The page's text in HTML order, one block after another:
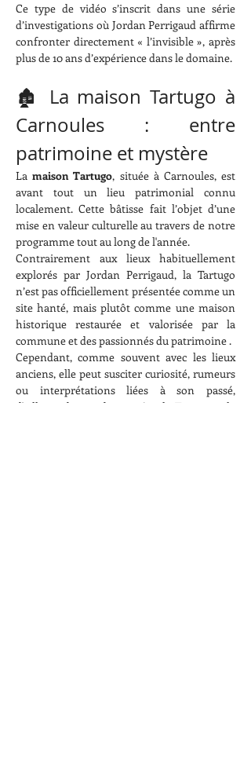
Ce type de vidéo s’inscrit dans une série
d’investigations où Jordan Perrigaud affirme
confronter directement « l’invisible », après
plus de 10 ans d’expérience dans le domaine.
🏚️ La maison Tartugo à
Carnoules : entre
patrimoine et mystère
La maison Tartugo, située à Carnoules, est
avant tout un lieu patrimonial connu
localement. Cette bâtisse fait l’objet d’une
mise en valeur culturelle au travers de notre
programme tout au long de l'année.
Contrairement aux lieux habituellement
explorés par Jordan Perrigaud, la Tartugo
n’est pas officiellement présentée comme un
site hanté, mais plutôt comme une maison
historique restaurée et valorisée par la
commune et des passionnés du patrimoine .
Cependant, comme souvent avec les lieux
anciens, elle peut susciter curiosité, rumeurs
ou interprétations liées à son passé,
d'ailleurs depuis des années, la Tartugo a la